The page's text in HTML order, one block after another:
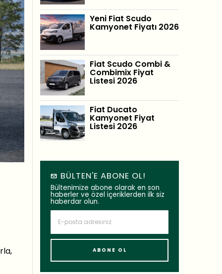
Yeni Fiat Scudo
Kamyonet Fiyatı 2026
Fiat Scudo Combi &
Combimix Fiyat
Listesi 2026
Fiat Ducato
Kamyonet Fiyat
Listesi 2026
BÜLTEN'E ABONE OL!
Bültenimize abone olarak en son
haberler ve özel içeriklerden ilk siz
haberdar olun.